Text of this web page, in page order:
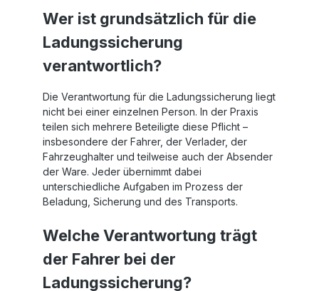
Wer ist grundsätzlich für die
Ladungssicherung
verantwortlich?
Die Verantwortung für die Ladungssicherung liegt
nicht bei einer einzelnen Person. In der Praxis
teilen sich mehrere Beteiligte diese Pflicht –
insbesondere der Fahrer, der Verlader, der
Fahrzeughalter und teilweise auch der Absender
der Ware. Jeder übernimmt dabei
unterschiedliche Aufgaben im Prozess der
Beladung, Sicherung und des Transports.
Welche Verantwortung trägt
der Fahrer bei der
Ladungssicherung?